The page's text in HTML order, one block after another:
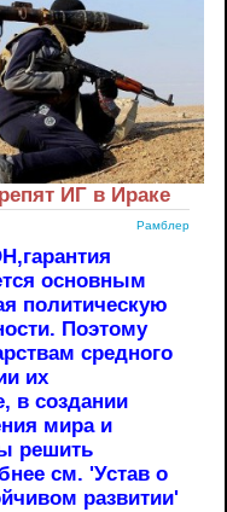
ИГ в Ираке
Рамблер
основным
политическую
Поэтому
средного
их
в создании
мира и
решить
см. 'Устав о
развитии'